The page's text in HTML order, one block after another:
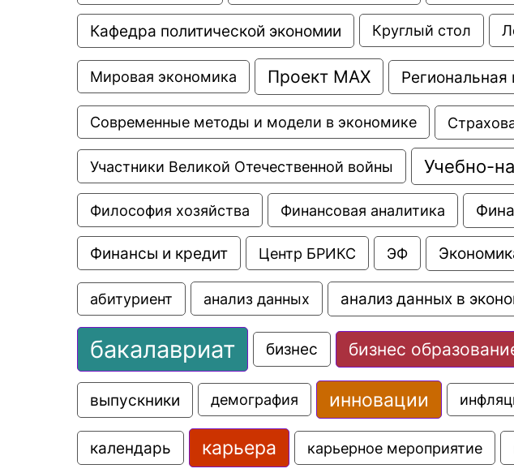
Кафедра политической экономии Круглый стол
Мировая экономика Проект МАХ Региональная
Современные методы и модели в экономике
Участники Великой Отечественной войны Учебно-
Философия хозяйства Финансовая аналитика
Финансы и кредит Центр БРИКС ЭФ
абитуриент анализ данных анализ данных в
бакалавриат бизнес бизнес
выпускники демография инновации
календарь карьера карьерное мероприятие